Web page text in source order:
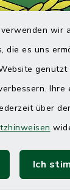
wir
die es uns
über
Ich
Kontakt